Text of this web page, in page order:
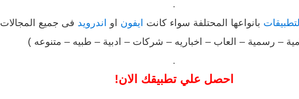
.
التطبيقات بانواعها المحتلفة سواء كانت ايفون او اندرويد فى جميع المجالات
– رسمية – العاب – اخباريه – شركات – ادبية – طبيه – متنوعه )
.
احصل علي تطبيقك الان!